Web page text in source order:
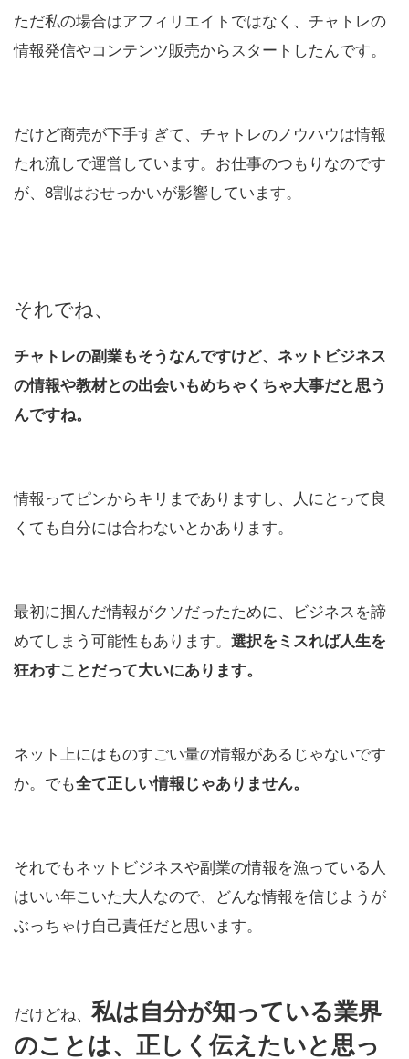
ただ私の場合はアフィリエイトではなく、チャトレの
情報発信やコンテンツ販売からスタートしたんです。
だけど商売が下手すぎて、チャトレのノウハウは情報
たれ流しで運営しています。お仕事のつもりなのです
が、8割はおせっかいが影響しています。
それでね、
チャトレの副業もそうなんですけど、ネットビジネス
の情報や教材との出会いもめちゃくちゃ大事だと思う
んですね。
情報ってピンからキリまでありますし、人にとって良
くても自分には合わないとかあります。
最初に掴んだ情報がクソだったために、ビジネスを諦
めてしまう可能性もあります。 選択をミスれば人生を
狂わすことだって大いにあります。
ネット上にはものすごい量の情報があるじゃないです
か。でも全て正しい情報じゃありません。
それでもネットビジネスや副業の情報を漁っている人
はいい年こいた大人なので、どんな情報を信じようが
ぶっちゃけ自己責任だと思います。
だけどね、 私は自分が知っている業界
のことは、正しく伝えたいと思っ